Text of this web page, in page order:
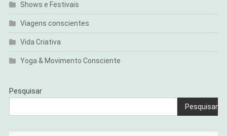
Shows e Festivais
Viagens conscientes
Vida Criativa
Yoga & Movimento Consciente
Pesquisar
Pesquisar